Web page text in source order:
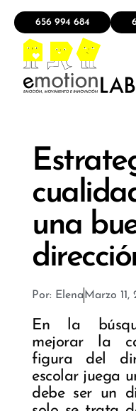
656 994 684
una
Por: Elena Marzo 11,
En la
mejorar la
figura del
escolar juega
debe ser un